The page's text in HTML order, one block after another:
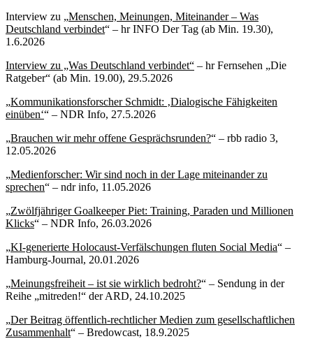
Interview zu „Menschen, Meinungen, Miteinander – Was
Deutschland verbindet“ – hr INFO Der Tag (ab Min. 19.30),
1.6.2026
Interview zu „Was Deutschland verbindet“ – hr Fernsehen „Die
Ratgeber“ (ab Min. 19.00), 29.5.2026
„Kommunikationsforscher Schmidt: ‚Dialogische Fähigkeiten
einüben‘“ – NDR Info, 27.5.2026
„Brauchen wir mehr offene Gesprächsrunden?“ – rbb radio 3,
12.05.2026
„Medienforscher: Wir sind noch in der Lage miteinander zu
sprechen“ – ndr info, 11.05.2026
„Zwölfjähriger Goalkeeper Piet: Training, Paraden und Millionen
Klicks“ – NDR Info, 26.03.2026
„KI-generierte Holocaust-Verfälschungen fluten Social Media“ –
Hamburg-Journal, 20.01.2026
„Meinungsfreiheit – ist sie wirklich bedroht?“ – Sendung in der
Reihe „mitreden!“ der ARD, 24.10.2025
„Der Beitrag öffentlich-rechtlicher Medien zum gesellschaftlichen
Zusammenhalt“ – Bredowcast, 18.9.2025